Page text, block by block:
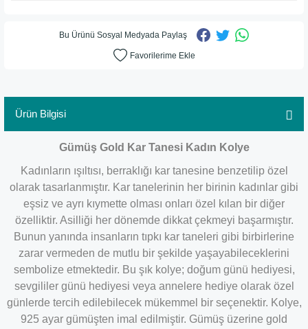
Bu Ürünü Sosyal Medyada Paylaş
Ürün Bilgisi
Gümüş Gold Kar Tanesi Kadın Kolye
Kadınların ışıltısı, berraklığı kar tanesine benzetilip özel
olarak tasarlanmıştır. Kar tanelerinin her birinin kadınlar gibi
eşsiz ve ayrı kıymette olması onları özel kılan bir diğer
özelliktir. Asilliği her dönemde dikkat çekmeyi başarmıştır.
Bunun yanında insanların tıpkı kar taneleri gibi birbirlerine
zarar vermeden de mutlu bir şekilde yaşayabileceklerini
sembolize etmektedir. Bu şık kolye; doğum günü hediyesi,
sevgililer günü hediyesi veya annelere hediye olarak özel
günlerde tercih edilebilecek mükemmel bir seçenektir. Kolye,
925 ayar gümüşten imal edilmiştir. Gümüş üzerine gold